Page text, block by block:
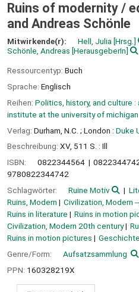
Ruins of modernity /
and Andreas Schönle
Mitwirkende(r): Hell, Julia [Hrsg.]
Schönle, Andreas [HerausgeberIn]
Ressourcentyp: Buch
Sprache: Englisch
Reihen: Politics, history, and culture
institute at the university of michigan
Verlag: Durham, N.C. ; London : Duke
Beschreibung: XV, 511 S. : Ill
ISBN:
0822344564
9780822344742
Schlagwörter:
Ruine Motiv
Ruins, Modern
Civilization, Modern
Ruins in literature
Ruins in motion
Civilization, Modern 20th century
Ruins in motion pictures
Genre/Form:
Aufsatzsammlung
PPN: 160328219X